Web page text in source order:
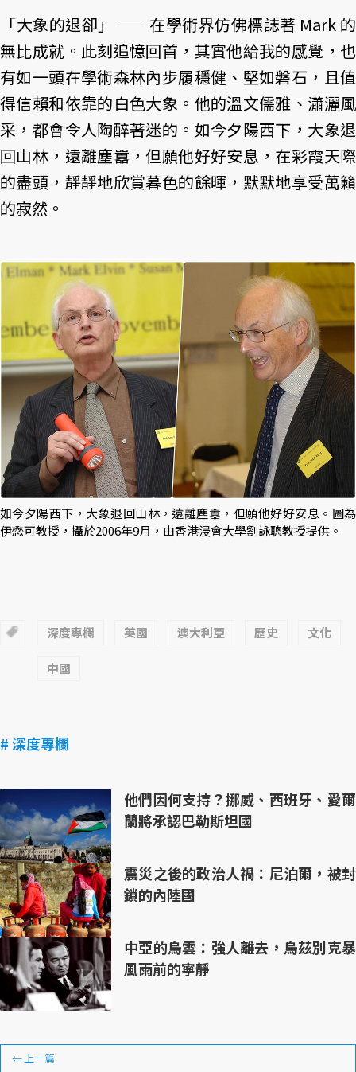
「大象的退卻」—— 在學術界仿佛標誌著 Mark 的
無比成就。此刻追憶回首，其實他給我的感覺，也
有如一頭在學術森林內步履穩健、堅如磐石，且值
得信賴和依靠的白色大象。他的溫文儒雅、瀟灑風
采，都會令人陶醉著迷的。如今夕陽西下，大象退
回山林，遠離塵囂，但願他好好安息，在彩霞天際
的盡頭，靜靜地欣賞暮色的餘暉，默默地享受萬籟
的寂然。
如今夕陽西下，大象退回山林，遠離塵囂，但願他好好安息。圖為
伊懋可教授，攝於2006年9月，由香港浸會大學劉詠聰教授提供。
深度專欄 英國 澳大利亞 歷史 文化
中國
# 深度專欄
他們因何支持？挪威、西班牙、愛爾
蘭將承認巴勒斯坦國
震災之後的政治人禍：尼泊爾，被封
鎖的內陸國
中亞的烏雲：強人離去，烏茲別克暴
風雨前的寧靜
←上一篇